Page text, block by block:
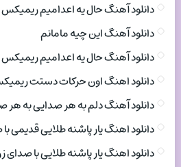
دانلود آهنگ حال یه اعدامیم ریمیکس
دانلود آهنگ این چیه مامانم
دانلود آهنگ حال یه اعدامیم
دانلود اهنگ اون حرکات دستت
دانلود آهنگ دلم به هر صدایی به هر
دانلود اهنگ یار پاشنه طلایی قدیمی
دانلود اهنگ یار پاشنه طلایی با صدای